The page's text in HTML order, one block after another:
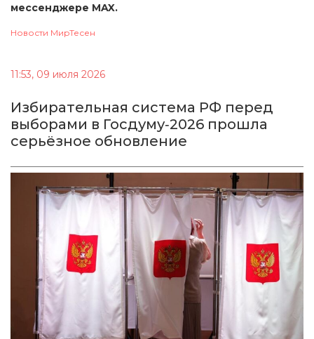
мессенджере MAX.
Новости МирТесен
11:53, 09 июля 2026
Избирательная система РФ перед
выборами в Госдуму‑2026 прошла
серьёзное обновление